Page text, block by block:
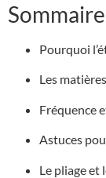
Sommaire
Pourquoi
Les
Fréquence
Astuces
Le pliage et